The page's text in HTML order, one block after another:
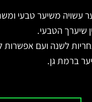
עשויה משיער טבעי
שיערך הטבעי.
לשנה ועם אפשרות
ברמת גן.